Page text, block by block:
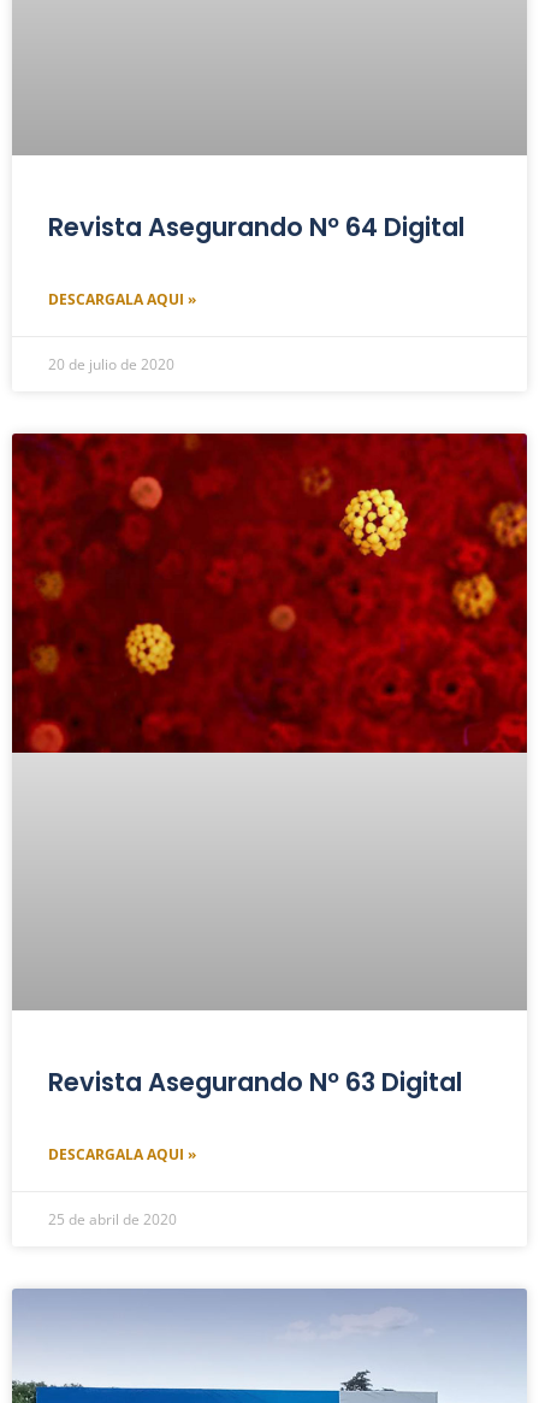
Revista Asegurando Nº 64 Digital
DESCARGALA AQUI »
20 de julio de 2020
Revista Asegurando Nº 63 Digital
DESCARGALA AQUI »
25 de abril de 2020